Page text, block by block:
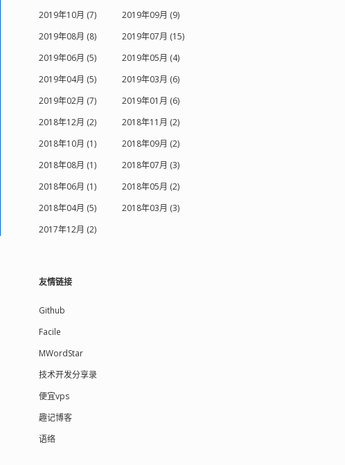
2019年10月 (7)
2019年09月 (9)
2019年08月 (8)
2019年07月 (15)
2019年06月 (5)
2019年05月 (4)
2019年04月 (5)
2019年03月 (6)
2019年02月 (7)
2019年01月 (6)
2018年12月 (2)
2018年11月 (2)
2018年10月 (1)
2018年09月 (2)
2018年08月 (1)
2018年07月 (3)
2018年06月 (1)
2018年05月 (2)
2018年04月 (5)
2018年03月 (3)
2017年12月 (2)
友情链接
Github
Facile
MWordStar
技术开发分享录
便宜vps
趣记博客
语络